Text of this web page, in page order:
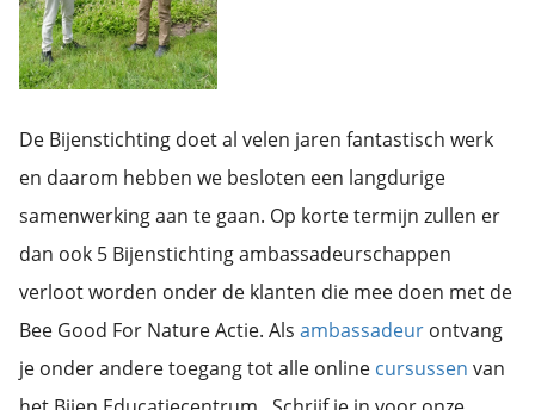
De Bijenstichting doet al velen jaren fantastisch werk
en daarom hebben we besloten een langdurige
samenwerking aan te gaan. Op korte termijn zullen er
dan ook 5 Bijenstichting ambassadeurschappen
verloot worden onder de klanten die mee doen met de
Bee Good For Nature Actie. Als ambassadeur ontvang
je onder andere toegang tot alle online cursussen van